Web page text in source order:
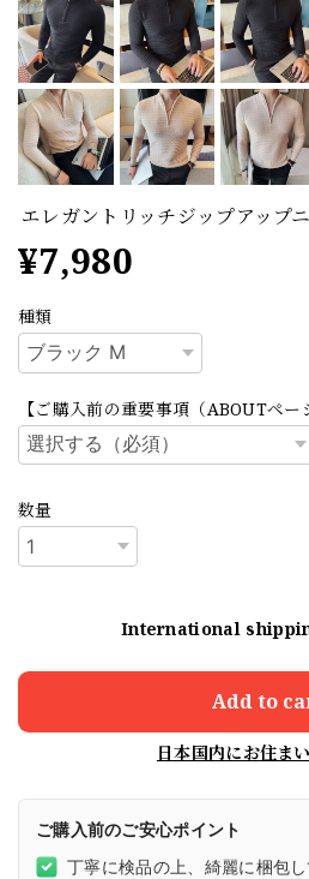
エレガントリッチジップアップ
¥7,980
種類
【ご購入前の重要事項（ABOUTペー
数量
International
Add to
日本国内にお住ま
ご購入前のご安心ポイント
丁寧に検品の上、綺麗に梱包